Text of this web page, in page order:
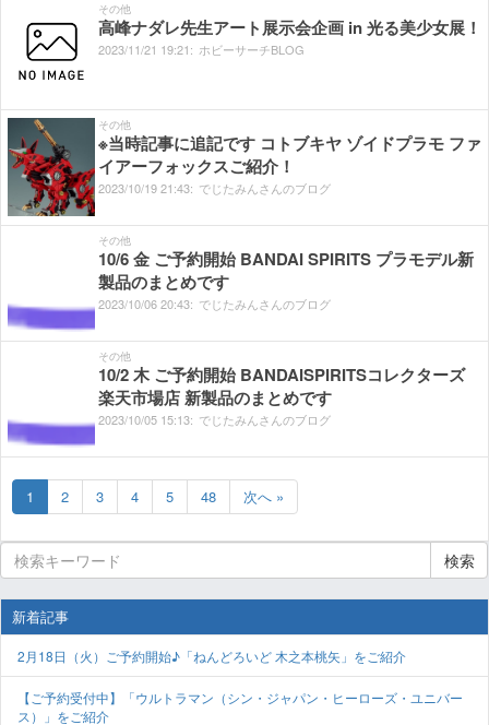
その他
高峰ナダレ先生アート展示会企画 in 光る美少女展！
2023/11/21 19:21: ホビーサーチBLOG
その他
※当時記事に追記です コトブキヤ ゾイドプラモ ファ
イアーフォックスご紹介！
2023/10/1921:43: でじたみんさんのブログ
その他
10/6 金 ご予約開始 BANDAI SPIRITS プラモデル新
製品のまとめです
2023/10/0620:43: でじたみんさんのブログ
その他
10/2 木 ご予約開始 BANDAISPIRITSコレクターズ
楽天市場店 新製品のまとめです
2023/10/05 15:13: でじたみんさんのブログ
1 2 3 4 5 48 次へ »
検索
新着記事
2月18日（火）ご予約開始♪「ねんどろいど 木之本桃矢」をご紹介
【ご予約受付中】「ウルトラマン（シン・ジャパン・ヒーローズ・ユニバー
ス）」をご紹介